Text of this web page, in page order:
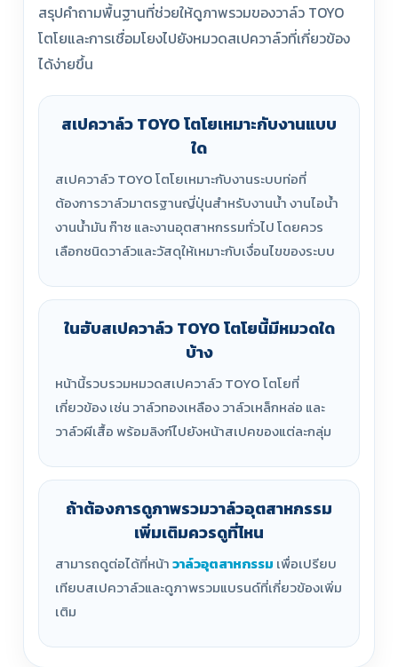
สรุปคำถามพื้นฐานที่ช่วยให้ดูภาพรวมของวาล์ว TOYO
โตโยและการเชื่อมโยงไปยังหมวดสเปควาล์วที่เกี่ยวข้อง
ได้ง่ายขึ้น
สเปควาล์ว TOYO โตโยเหมาะกับงานแบบ
ใด
สเปควาล์ว TOYO โตโยเหมาะกับงานระบบท่อที่
ต้องการวาล์วมาตรฐานญี่ปุ่นสำหรับงานน้ำ งานไอน้ำ
งานน้ำมัน ก๊าซ และงานอุตสาหกรรมทั่วไป โดยควร
เลือกชนิดวาล์วและวัสดุให้เหมาะกับเงื่อนไขของระบบ
ในฮับสเปควาล์ว TOYO โตโยนี้มีหมวดใด
บ้าง
หน้านี้รวบรวมหมวดสเปควาล์ว TOYO โตโยที่
เกี่ยวข้อง เช่น วาล์วทองเหลือง วาล์วเหล็กหล่อ และ
วาล์วผีเสื้อ พร้อมลิงก์ไปยังหน้าสเปคของแต่ละกลุ่ม
ถ้าต้องการดูภาพรวมวาล์วอุตสาหกรรม
เพิ่มเติมควรดูที่ไหน
สามารถดูต่อได้ที่หน้าวาล์วอุตสาหกรรม เพื่อเปรียบ
เทียบสเปควาล์วและดูภาพรวมแบรนด์ที่เกี่ยวข้องเพิ่ม
เติม